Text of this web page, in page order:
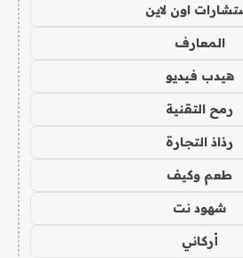
اون لاين
المعارف
هيدب فيديو
رمح التقنية
رذاذ التجارة
طعم وكيف
شهود نت
أركاني